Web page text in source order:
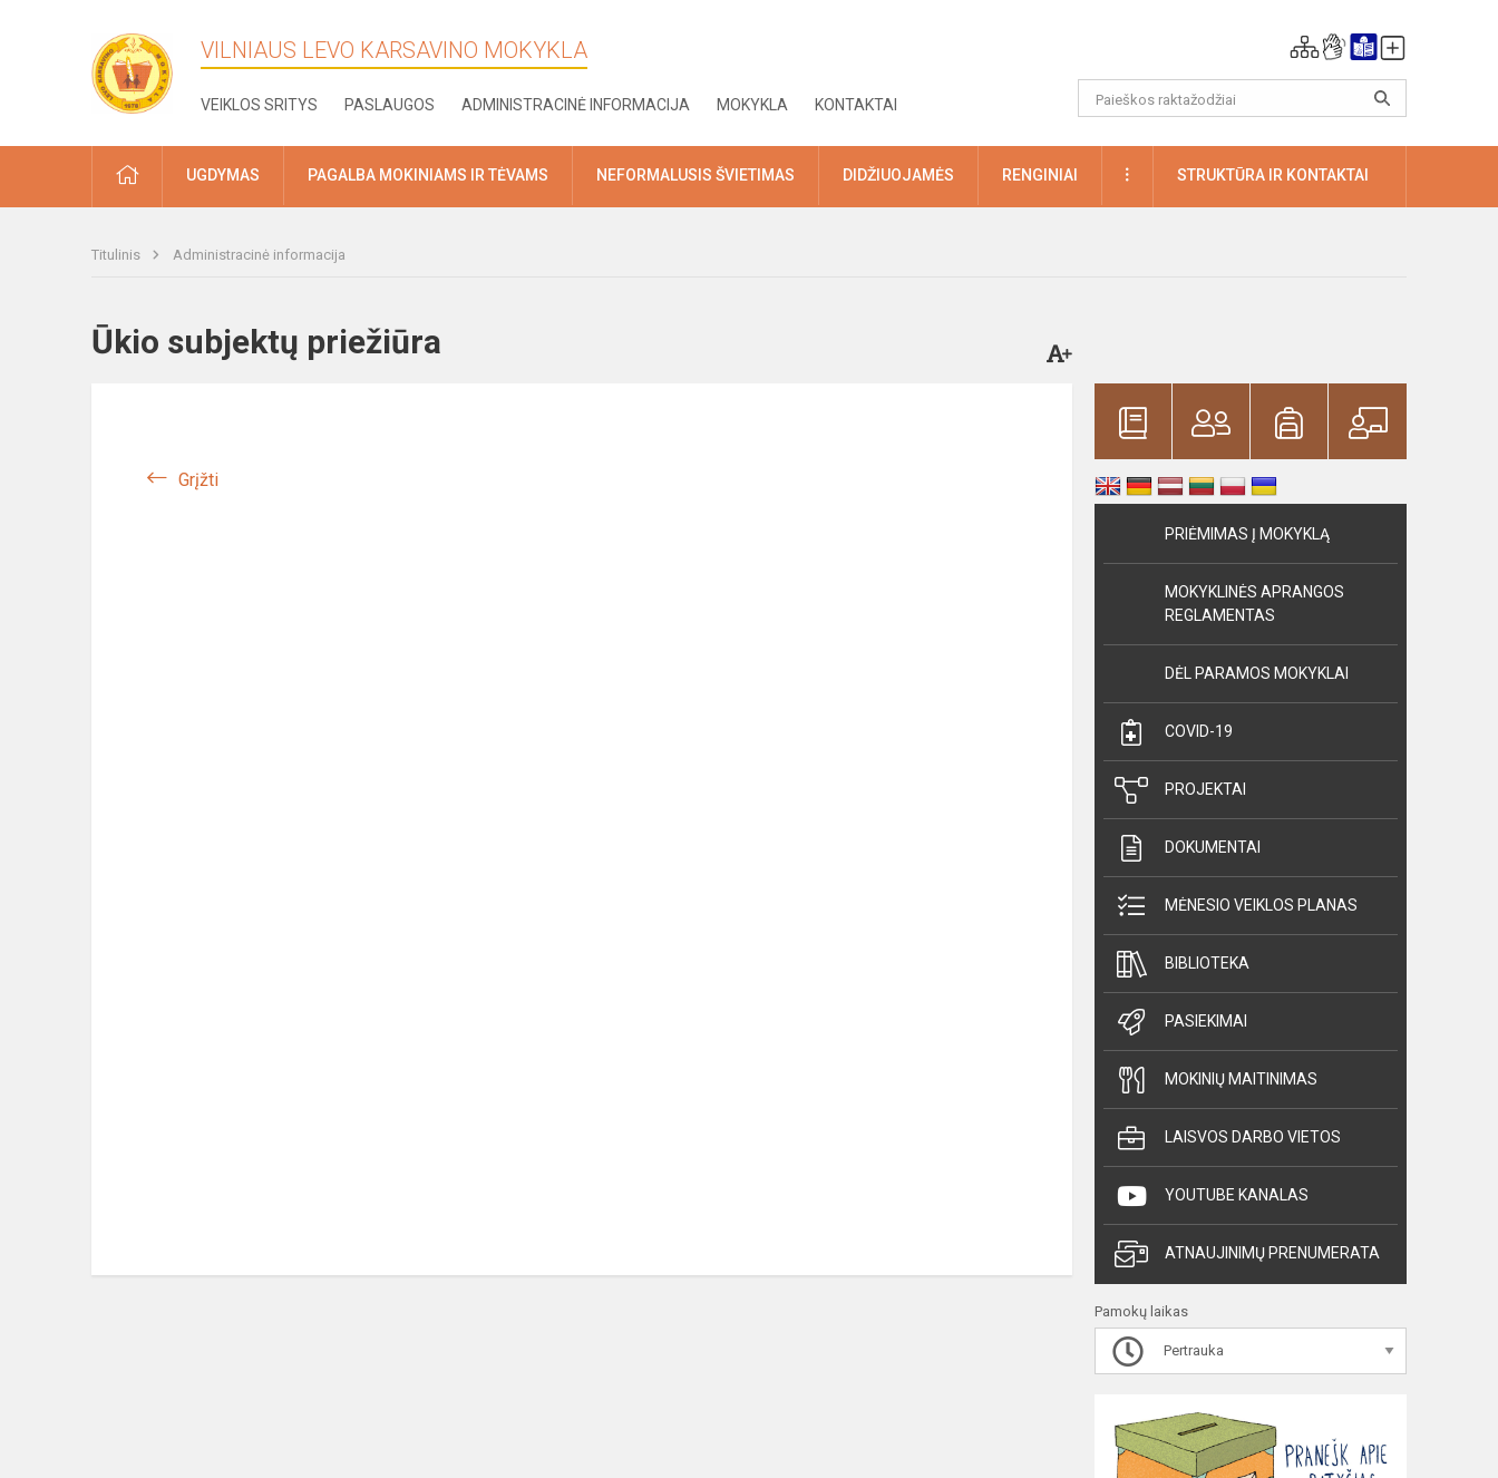
VILNIAUS LEVO KARSAVINO MOKYKLA
VEIKLOS SRITYS PASLAUGOS ADMINISTRACINĖ INFORMACIJA MOKYKLA KONTAKTAI
PRADŽIAUGDYMAS PAGALBA MOKINIAMS IR TĖVAMS NEFORMALUSIS ŠVIETIMAS DIDŽIUOJAMĖS RENGINIAI DAUGIAUSTRUKTŪRA IR KONTAKTAI
Titulinis Administracinė informacija
Ūkio subjektų priežiūra
Grįžti
PRIĖMIMAS Į MOKYKLĄ
MOKYKLINĖS APRANGOS
REGLAMENTAS
DĖL PARAMOS MOKYKLAI
COVID-19
PROJEKTAI
DOKUMENTAI
MĖNESIO VEIKLOS PLANAS
BIBLIOTEKA
PASIEKIMAI
MOKINIŲ MAITINIMAS
LAISVOS DARBO VIETOS
YOUTUBE KANALAS
ATNAUJINIMŲ PRENUMERATA
Pamokų laikas
Pertrauka